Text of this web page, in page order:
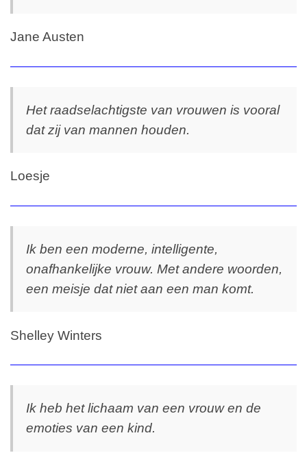
Jane Austen
Het raadselachtigste van vrouwen is vooral
dat zij van mannen houden.
Loesje
Ik ben een moderne, intelligente,
onafhankelijke vrouw. Met andere woorden,
een meisje dat niet aan een man komt.
Shelley Winters
Ik heb het lichaam van een vrouw en de
emoties van een kind.